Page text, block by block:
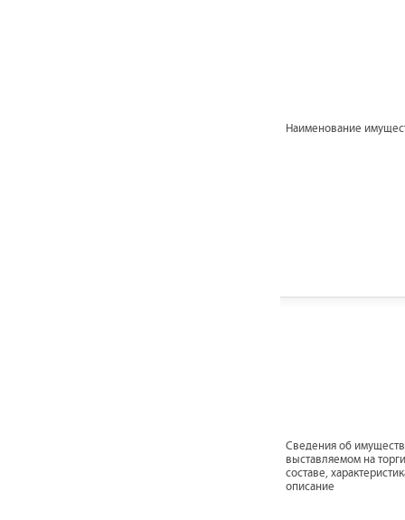
Наименование
Cведения об
выставляемом на
составе,
описание